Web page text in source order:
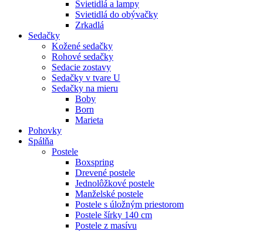
Svietidlá a lampy
Svietidlá do obývačky
Zrkadlá
Sedačky
Kožené sedačky
Rohové sedačky
Sedacie zostavy
Sedačky v tvare U
Sedačky na mieru
Boby
Born
Marieta
Pohovky
Spálňa
Postele
Boxspring
Drevené postele
Jednolôžkové postele
Manželské postele
Postele s úložným priestorom
Postele šírky 140 cm
Postele z masívu